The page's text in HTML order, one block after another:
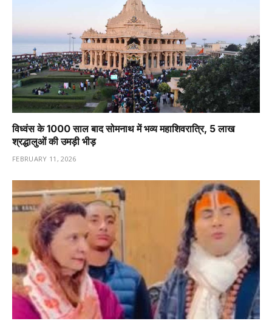
विध्वंस के 1000 साल बाद सोमनाथ में भव्य महाशिवरात्रि, 5 लाख
श्रद्धालुओं की उमड़ी भीड़
FEBRUARY 11, 2026